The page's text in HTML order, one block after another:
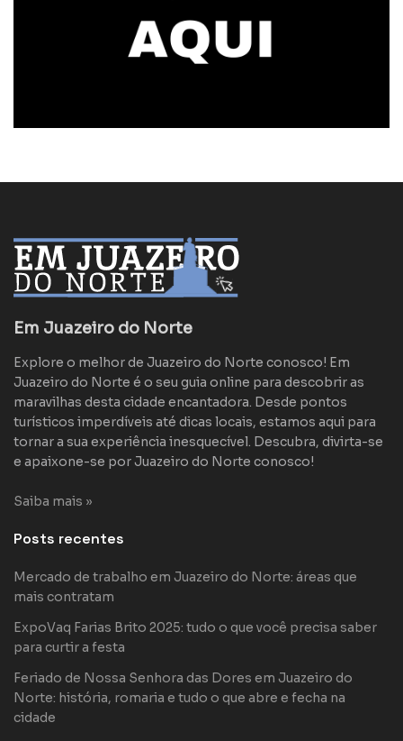
Em Juazeiro do Norte
Explore o melhor de Juazeiro do Norte conosco! Em
Juazeiro do Norte é o seu guia online para descobrir as
maravilhas desta cidade encantadora. Desde pontos
turísticos imperdíveis até dicas locais, estamos aqui para
tornar a sua experiência inesquecível. Descubra, divirta-se
e apaixone-se por Juazeiro do Norte conosco!
Saiba mais »
Posts recentes
Mercado de trabalho em Juazeiro do Norte: áreas que
mais contratam
ExpoVaq Farias Brito 2025: tudo o que você precisa saber
para curtir a festa
Feriado de Nossa Senhora das Dores em Juazeiro do
Norte: história, romaria e tudo o que abre e fecha na
cidade